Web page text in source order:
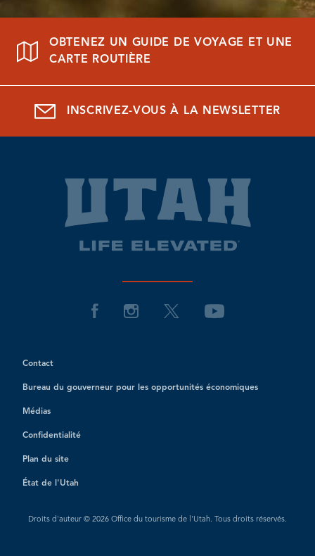
OBTENEZ UN GUIDE DE VOYAGE ET UNE
CARTE ROUTIÈRE
INSCRIVEZ-VOUS À LA NEWSLETTER
Contact
Bureau du gouverneur pour les opportunités économiques
Médias
Confidentialité
Plan du site
État de l'Utah
Droits d'auteur © 2026 Office du tourisme de l'Utah. Tous droits réservés.